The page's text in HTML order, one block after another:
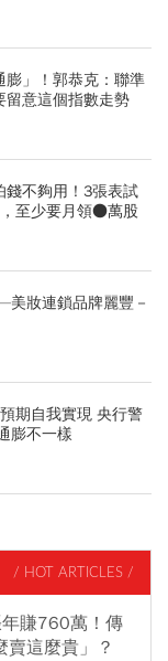
膨」！郭恭克：聯準
留意這個指數走勢
錢不夠用！3張表試
至少要月領●萬股
妝連鎖品牌麗豐－
期自我實現 央行警
膨不一樣
/ HOT ARTICLES /
賺760萬！傳
這麼貴」？